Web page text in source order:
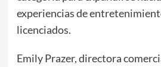
experiencias de
licenciados.
Emily Prazer, directora